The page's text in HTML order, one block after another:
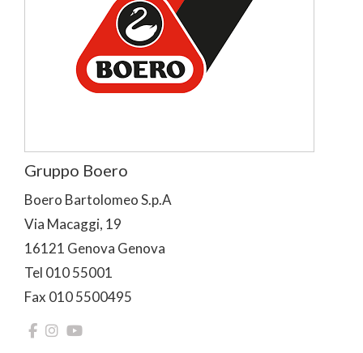
Gruppo Boero
Boero Bartolomeo S.p.A
Via Macaggi, 19
16121 Genova Genova
Tel 010 55001
Fax 010 5500495